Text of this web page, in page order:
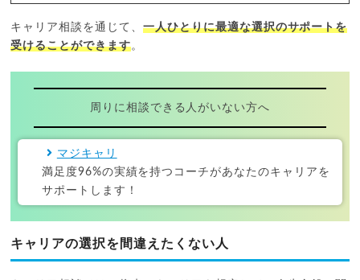
キャリア相談を通じて、 一人ひとりに最適な選択のサポートを
受けることができます。
周りに相談できる人がいない方へ
マジキャリ
満足度96%の実績を持つコーチがあなたのキャリアを
サポートします！
キャリアの選択を間違えたくない人